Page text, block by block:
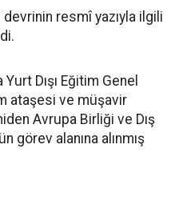
resmî yazıyla ilgili
Dışı Eğitim Genel
ataşesi ve müşavir
Avrupa Birliği ve Dış
görev alanına alınmış